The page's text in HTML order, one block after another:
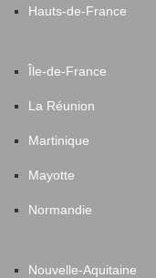
Lamongerie
Lapleau
Latronche
Laval-sur-Luzège
Hauts-de-France
Île-de-France
La Réunion
Martinique
Mayotte
Normandie
Nouvelle-Aquitaine